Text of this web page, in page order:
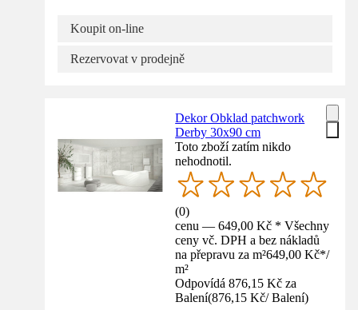
Koupit on-line
Rezervovat v prodejně
Dekor Obklad patchwork
Derby 30x90 cm
Toto zboží zatím nikdo
nehodnotil.
(0)
cenu — 649,00 Kč * Všechny
ceny vč. DPH a bez nákladů
na přepravu za m²649,00 Kč*/
m²
Odpovídá 876,15 Kč za
Balení(876,15 Kč/ Balení)